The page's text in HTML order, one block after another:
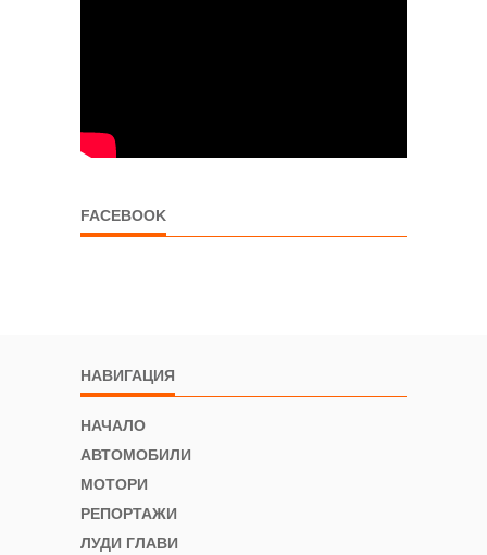
FACEBOOK
НАВИГАЦИЯ
НАЧАЛО
АВТОМОБИЛИ
МОТОРИ
РЕПОРТАЖИ
ЛУДИ ГЛАВИ